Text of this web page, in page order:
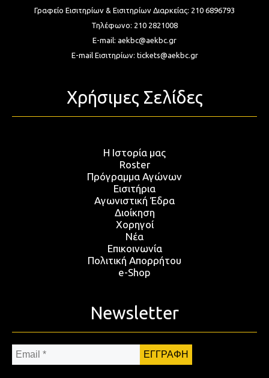
Γραφείο Εισιτηρίων & Εισιτηρίων Διαρκείας: 210 6896793
Τηλέφωνο: 210 2821008
E-mail: aekbc@aekbc.gr
E-mail Εισιτηρίων: tickets@aekbc.gr
Χρήσιμες Σελίδες
Η Ιστορία μας
Roster
Πρόγραμμα Αγώνων
Εισιτήρια
Αγωνιστική Έδρα
Διοίκηση
Χορηγοί
Νέα
Επικοινωνία
Πολιτική Απορρήτου
e-Shop
Newsletter
Email
*